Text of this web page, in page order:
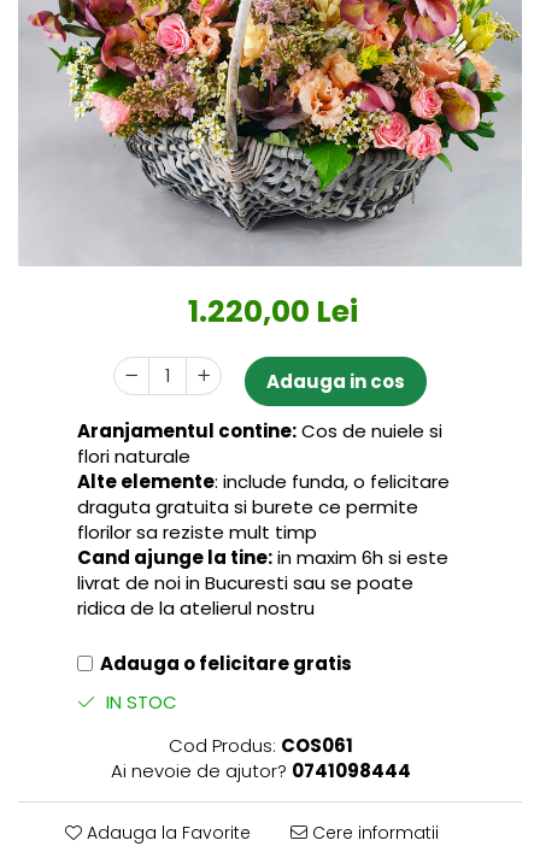
1.220,00 Lei
Adauga in cos
Aranjamentul contine:Cos de nuiele si
flori naturale
Alte elemente: include funda, o felicitare
draguta gratuita si burete ce permite
florilor sa reziste mult timp
Cand ajunge la tine:in maxim 6h si este
livrat de noi in Bucuresti sau se poate
ridica de la atelierul nostru
Adauga o felicitare gratis
IN STOC
Cod Produs: COS061
Ai nevoie de ajutor? 0741098444
Adauga la Favorite Cere informatii